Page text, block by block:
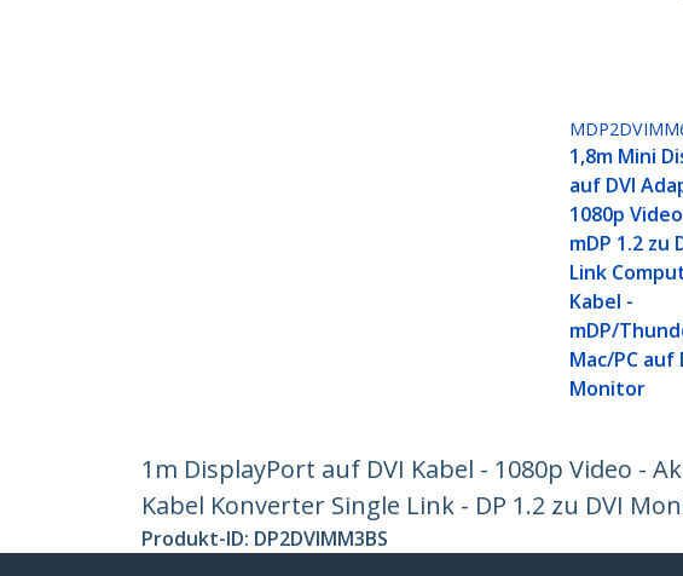
1,8m Mini
auf DVI
1080p
mDP 1.2 zu
Link
Kabel -
mDP/
Mac/PC auf
Monitor
1m DisplayPort auf DVI Kabel - 1080p Video -
Kabel Konverter Single Link - DP 1.2 zu DVI
Produkt-ID: DP2DVIMM3BS